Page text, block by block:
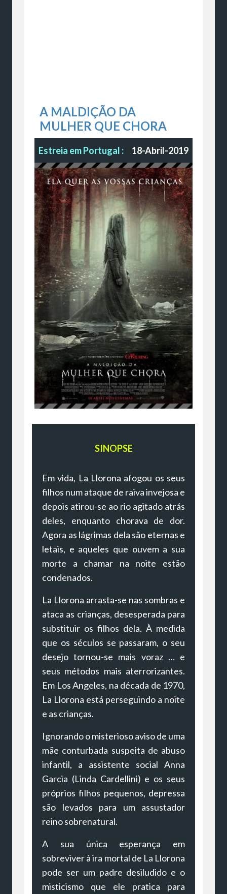
A MALDIÇÃO DA
MULHER QUE CHORA
Estreia em Portugal : 18-Abril-2019
SINOPSE
Em vida, La Llorona afogou os seus
filhos num ataque de raiva invejosa e
depois atirou-se ao rio agitado atrás
deles, enquanto chorava de dor.
Agora as lágrimas dela são eternas e
letais, e aqueles que ouvem a sua
morte a chamar na noite estão
condenados.
La Llorona arrasta-se nas sombras e
ataca as crianças, desesperada para
substituir os filhos dela. À medida
que os séculos se passaram, o seu
desejo tornou-se mais voraz … e
seus métodos mais aterrorizantes.
Em Los Angeles, na década de 1970,
La Llorona está perseguindo a noite
e as crianças.
Ignorando o misterioso aviso de uma
mãe conturbada suspeita de abuso
infantil, a assistente social Anna
Garcia (Linda Cardellini) e os seus
próprios filhos pequenos, depressa
são levados para um assustador
reino sobrenatural.
A sua única esperança em
sobreviver à ira mortal de La Llorona
pode ser um padre desiludido e o
misticismo que ele pratica para